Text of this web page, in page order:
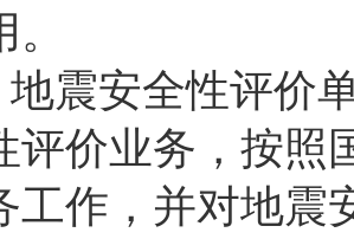
。
地震安全性评价
评价业务，按照
工作，并对地震